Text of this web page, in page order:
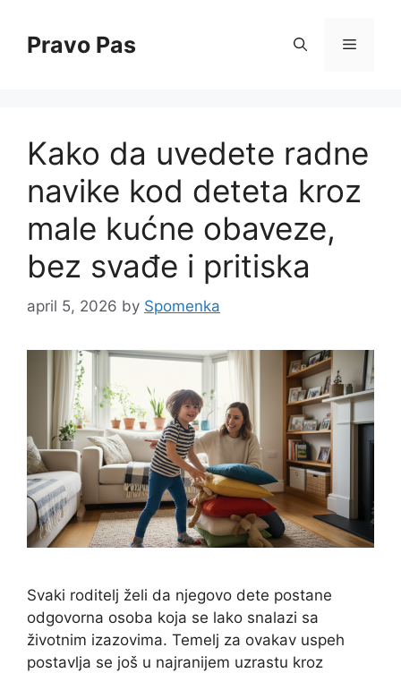
contentPravo Pas Menu
Kako da uvedete radne
navike kod deteta kroz
male kućne obaveze,
bez svađe i pritiska
april 5, 2026 by Spomenka
Svaki roditelj želi da njegovo dete postane
odgovorna osoba koja se lako snalazi sa
životnim izazovima. Temelj za ovakav uspeh
postavlja se još u najranijem uzrastu kroz